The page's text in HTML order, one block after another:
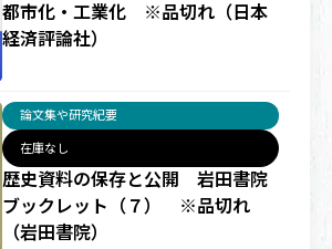
都市化・工業化 ※品切れ（日本
経済評論社）
歴史資料の保存と公開 岩田書院
ブックレット（７） ※品切れ
（岩田書院）
論文集や研究紀要
在庫なし